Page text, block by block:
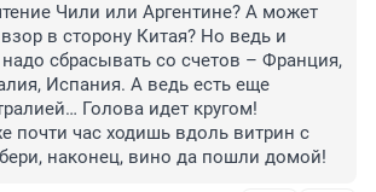
Чили или Аргентине? А может
в сторону Китая? Но ведь и
сбрасывать со счетов – Франция,
Испания. А ведь есть еще
Голова идет кругом!
почти час ходишь вдоль витрин с
наконец, вино да пошли домой!